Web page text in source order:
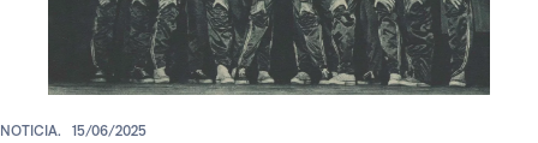
NOTICIA. 15/06/2025